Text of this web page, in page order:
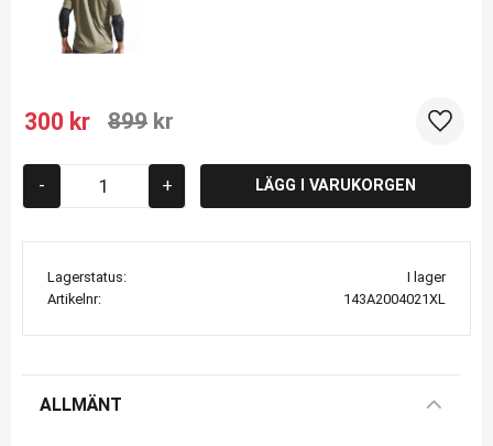
Nedsatt pris:
300 kr Ordinarie pris:
899 kr
+
-
Lägg
Lagerstatus
I lager
Artikelnr
143A2004021XL
ALLMÄNT